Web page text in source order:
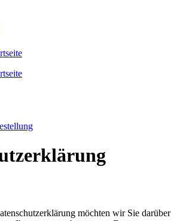
möchten wir Sie darüber